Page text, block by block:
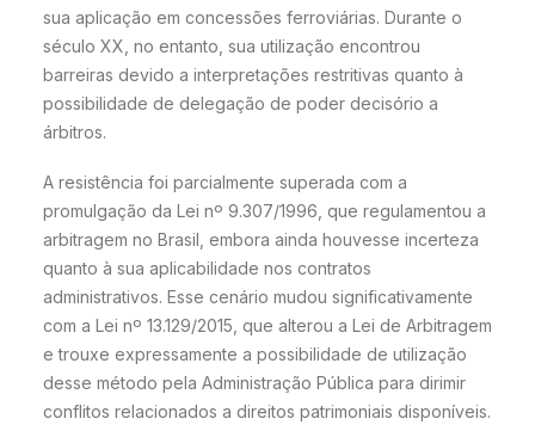
sua aplicação em concessões ferroviárias. Durante o
século XX, no entanto, sua utilização encontrou
barreiras devido a interpretações restritivas quanto à
possibilidade de delegação de poder decisório a
árbitros.
A resistência foi parcialmente superada com a
promulgação da Lei nº 9.307/1996, que regulamentou a
arbitragem no Brasil, embora ainda houvesse incerteza
quanto à sua aplicabilidade nos contratos
administrativos. Esse cenário mudou significativamente
com a Lei nº 13.129/2015, que alterou a Lei de Arbitragem
e trouxe expressamente a possibilidade de utilização
desse método pela Administração Pública para dirimir
conflitos relacionados a direitos patrimoniais disponíveis.